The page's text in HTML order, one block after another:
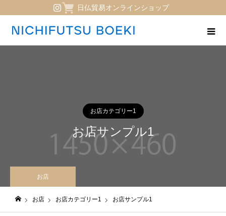
日仏貿易オンラインショップ
お店カテゴリー1
お店サンプル1
お店
お店 お店カテゴリー1 お店サンプル1